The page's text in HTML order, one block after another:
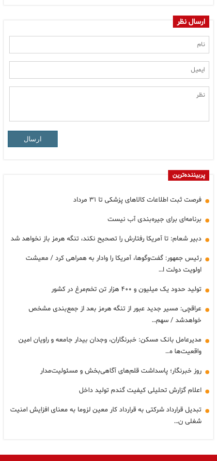
ارسال نظر
ارسال
پربیننده‌ترین
فرصت ثبت اطلاعات کالاهای پزشکی تا ۳۱ مرداد
برنامه‌ای برای جیره‌بندی آب نیست
دبیر شعام: تا آمریکا رفتارش را تصحیح نکند، تنگه هرمز باز نخواهد شد
رئیس جمهور: گفت‌وگوها، آمریکا را وادار به همراهی کرد / معیشت
اولویت دولت ا…
تولید حدود یک میلیون و ۴۰۰ هزار تن تخم‌مرغ در کشور
عراقچی: مسیر جدید عبور از تنگه هرمز بعد از جمع‌بندی مشخص
خواهدشد / سهم…
مدیرعامل بانک مسکن: خبرنگاران، وجدان بیدار جامعه و راویان امین
واقعیت‌ها ه…
روز خبرنگار؛ پاسداشت قلم‌های آگاهی‌بخش و مسئولیت‌مدار
اعلام گزارش تحلیلی کیفیت گندم تولید داخل
تبدیل قرارداد شرکتی به قرارداد کار معین لزوما به معنای افزایش امنیت
شغلی ن…